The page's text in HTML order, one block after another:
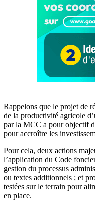
Rappelons que le projet de
de la productivité agricole
par la MCC a pour objectif
pour accroître les
Pour cela, deux actions
l’application du Code
gestion du processus
ou textes additionnels ; et
testées sur le terrain pour
en place.